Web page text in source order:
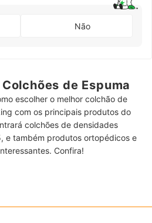
Não
de Espuma
escolher o melhor colchão de
com os principais produtos do
colchões de densidades
e também produtos ortopédicos e
Confira!